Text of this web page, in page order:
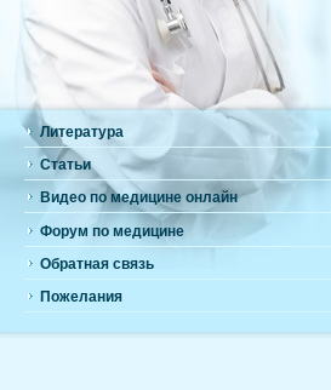
Литература
Статьи
Видео по медицине онлайн
Форум по медицине
Обратная связь
Пожелания